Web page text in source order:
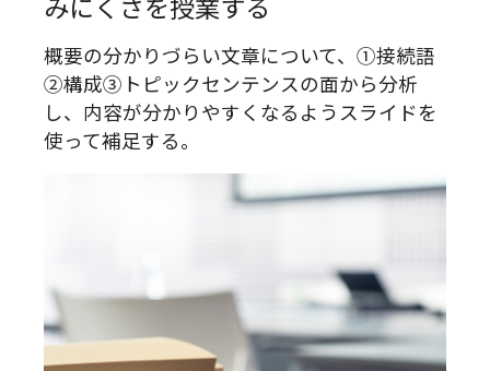
みにくさを授業する
概要の分かりづらい文章について、①接続語
②構成③トピックセンテンスの面から分析
し、内容が分かりやすくなるようスライドを
使って補足する。